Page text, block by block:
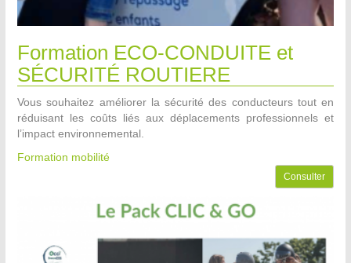
Formation ECO-CONDUITE et
SÉCURITÉ ROUTIERE
Vous souhaitez améliorer la sécurité des conducteurs tout en
réduisant les coûts liés aux déplacements professionnels et
l’impact environnemental.
Formation mobilité
Consulter